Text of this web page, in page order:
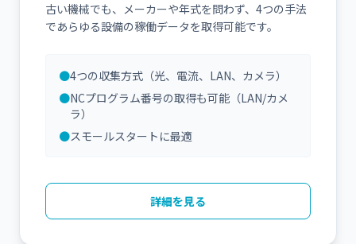
古い機械でも、メーカーや年式を問わず、4つの手法
であらゆる設備の稼働データを取得可能です。
●4つの収集方式（光、電流、LAN、カメラ）
●NCプログラム番号の取得も可能（LAN/カメ
ラ）
●スモールスタートに最適
詳細を見る